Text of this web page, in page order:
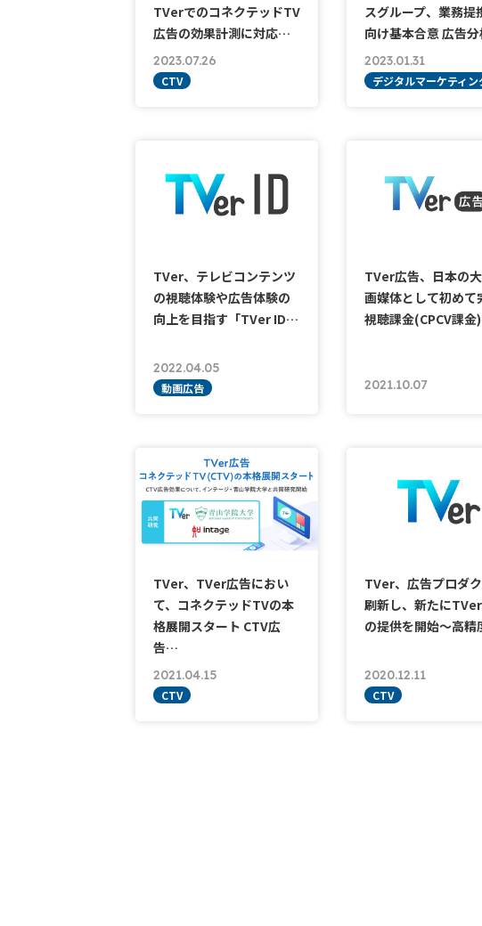
TVerでのコネクテッドTV
広告の効果計測に対応…
2023.07.26
CTV
スグループ、業務提
向け基本合意 広告
2023.01.31
デジタルマーケティン
TVer、テレビコンテンツ
の視聴体験や広告体験の
向上を目指す「TVer ID…
2022.04.05
動画広告
TVer広告、日本の
画媒体として初めて
視聴課金(CPCV課
2021.10.07
TVer、TVer広告におい
て、コネクテッドTVの本
格展開スタート CTV広
告…
2021.04.15
CTV
TVer、広告プロダ
刷新し、新たに
の提供を開始〜高
2020.12.11
CTV